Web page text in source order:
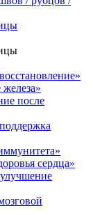
после
сердца»